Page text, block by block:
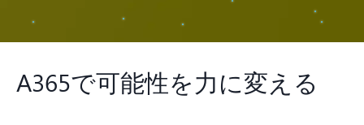
A365で可能性を力に変える